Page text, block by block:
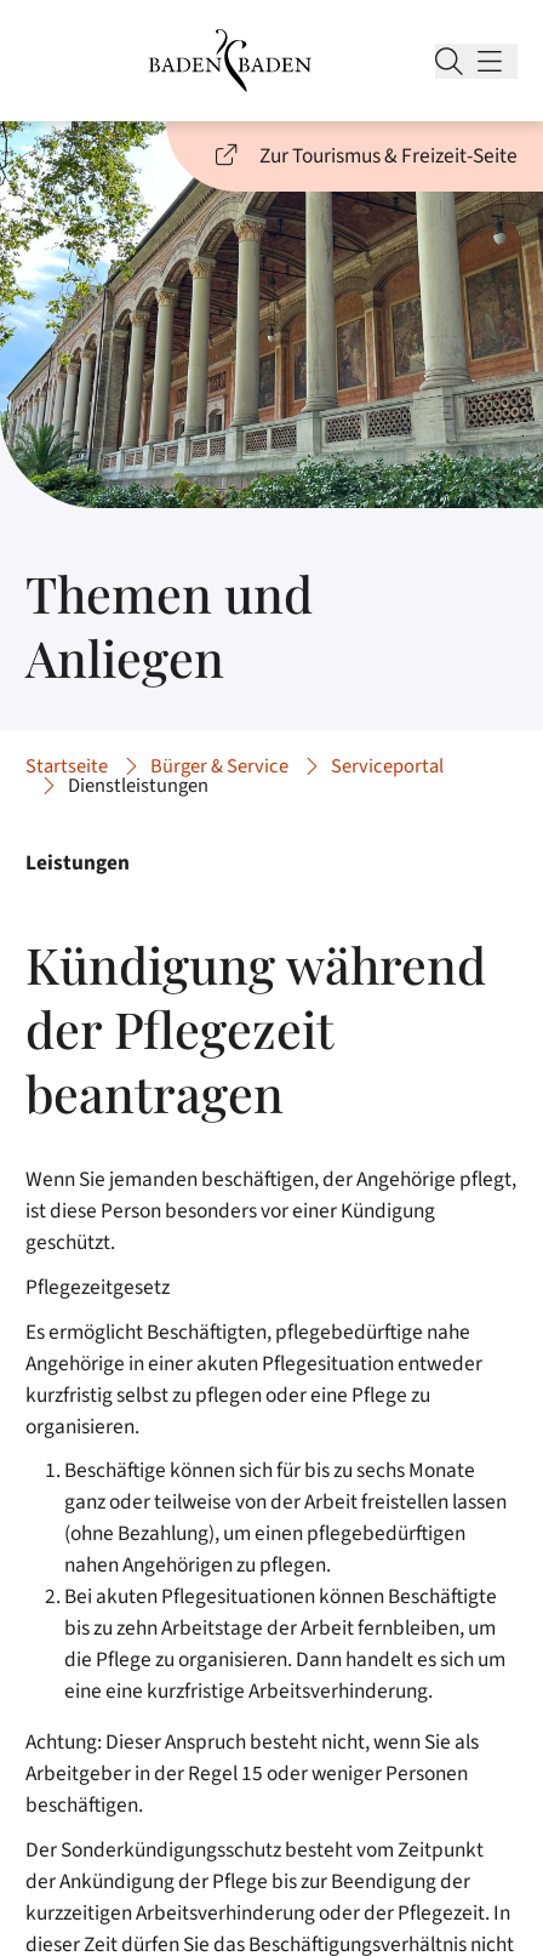
Zur Tourismus & Freizeit-Seite
Themen und
Anliegen
Startseite Bürger & Service Serviceportal
Dienstleistungen
Leistungen
Kündigung während
der Pflegezeit
beantragen
Wenn Sie jemanden beschäftigen, der Angehörige pflegt,
ist diese Person besonders vor einer Kündigung
geschützt.
Pflegezeitgesetz
Es ermöglicht Beschäftigten, pflegebedürftige nahe
Angehörige in einer akuten Pflegesituation entweder
kurzfristig selbst zu pflegen oder eine Pflege zu
organisieren.
Beschäftige können sich für bis zu sechs Monate
ganz oder teilweise von der Arbeit freistellen lassen
(ohne Bezahlung), um einen pflegebedürftigen
nahen Angehörigen zu pflegen.
Bei akuten Pflegesituationen können Beschäftigte
bis zu zehn Arbeitstage der Arbeit fernbleiben, um
die Pflege zu organisieren. Dann handelt es sich um
eine eine kurzfristige Arbeitsverhinderung.
Achtung: Dieser Anspruch besteht nicht, wenn Sie als
Arbeitgeber in der Regel 15 oder weniger Personen
beschäftigen.
Der Sonderkündigungsschutz besteht vom Zeitpunkt
der Ankündigung der Pflege bis zur Beendigung der
kurzzeitigen Arbeitsverhinderung oder der Pflegezeit. In
dieser Zeit dürfen Sie das Beschäftigungsverhältnis nicht